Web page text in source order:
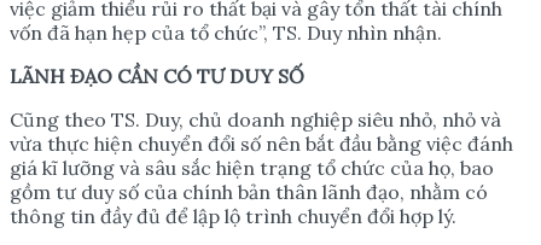
việc giảm thiểu rủi ro thất bại và gây tổn thất tài chính
vốn đã hạn hẹp của tổ chức”, TS. Duy nhìn nhận.
LÃNH ĐẠO CẦN CÓ TƯDUY SỐ
Cũng theo TS. Duy, chủ doanh nghiệp siêu nhỏ, nhỏ và
vừa thực hiện chuyển đổi số nên bắt đầu bằng việc đánh
giá kĩ lưỡng và sâu sắc hiện trạng tổ chức của họ, bao
gồm tư duy số của chính bản thân lãnh đạo, nhằm có
thông tin đầy đủ để lập lộ trình chuyển đổi hợp lý.